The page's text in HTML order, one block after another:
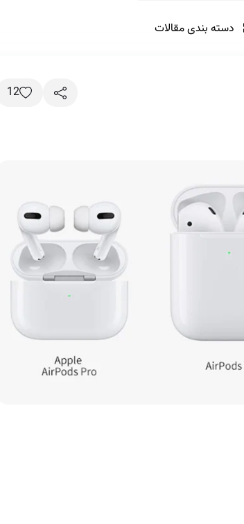
چگونه ایرپاد را به
پارازیت‌های
فرکانسی مقاوم
است؟ بررسی فنی
ارتباط ایرپاد با هوش
مصنوعی
کیس ایرپاد
12